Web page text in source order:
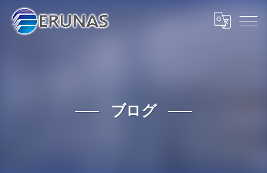
ブログ